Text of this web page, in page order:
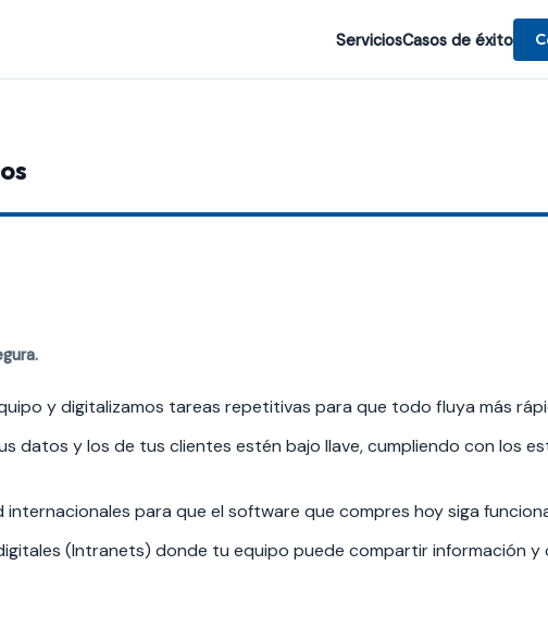
ServiciosCasos de éxito
y digitalizamos tareas repetitivas para que todo fluya más
datos y los de tus clientes estén bajo llave, cumpliendo con los
para que el software que compres hoy siga
(Intranets) donde tu equipo puede compartir información y